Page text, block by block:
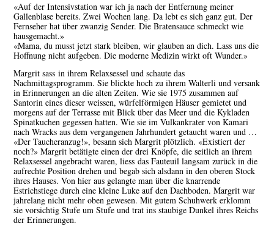
«Auf der Intensivstation war ich ja nach der Entfernung meiner
Gallenblase bereits. Zwei Wochen lang. Da lebt es sich ganz gut. Der
Fernseher hat über zwanzig Sender. Die Bratensauce schmeckt wie
hausgemacht.»
«Mama, du musst jetzt stark bleiben, wir glauben an dich. Lass uns die
Hoffnung nicht aufgeben. Die moderne Medizin wirkt oft Wunder.»
Margrit sass in ihrem Relaxsessel und schaute das
Nachmittagsprogramm. Sie blickte hoch zu ihrem Walterli und versank
in Erinnerungen an die alten Zeiten. Wie sie 1975 zusammen auf
Santorin eines dieser weissen, würfelförmigen Häuser gemietet und
morgens auf der Terrasse mit Blick über das Meer und die Kykladen
Spinatkuchen gegessen hatten. Wie sie im Vulkankrater von Kamari
nach Wracks aus dem vergangenen Jahrhundert getaucht waren und …
«Der Taucheranzug!», besann sich Margrit plötzlich. «Existiert der
noch?» Margrit betätigte einen der drei Knöpfe, die seitlich an ihrem
Relaxsessel angebracht waren, liess das Fauteuil langsam zurück in die
aufrechte Position drehen und begab sich alsdann in den oberen Stock
ihres Hauses. Von hier aus gelangte man über die knarrende
Estrichstiege durch eine kleine Luke auf den Dachboden. Margrit war
jahrelang nicht mehr oben gewesen. Mit gutem Schuhwerk erklomm
sie vorsichtig Stufe um Stufe und trat ins staubige Dunkel ihres Reichs
der Erinnerungen.